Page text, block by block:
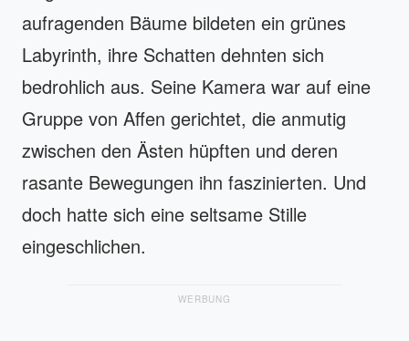
aufragenden Bäume bildeten ein grünes
Labyrinth, ihre Schatten dehnten sich
bedrohlich aus. Seine Kamera war auf eine
Gruppe von Affen gerichtet, die anmutig
zwischen den Ästen hüpften und deren
rasante Bewegungen ihn faszinierten. Und
doch hatte sich eine seltsame Stille
eingeschlichen.
WERBUNG